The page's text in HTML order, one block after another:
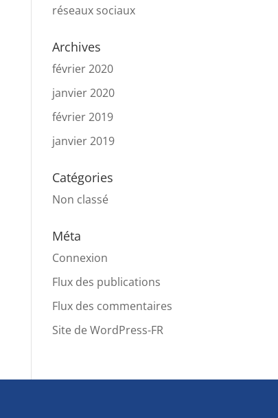
réseaux sociaux
Archives
février 2020
janvier 2020
février 2019
janvier 2019
Catégories
Non classé
Méta
Connexion
Flux des publications
Flux des commentaires
Site de WordPress-FR